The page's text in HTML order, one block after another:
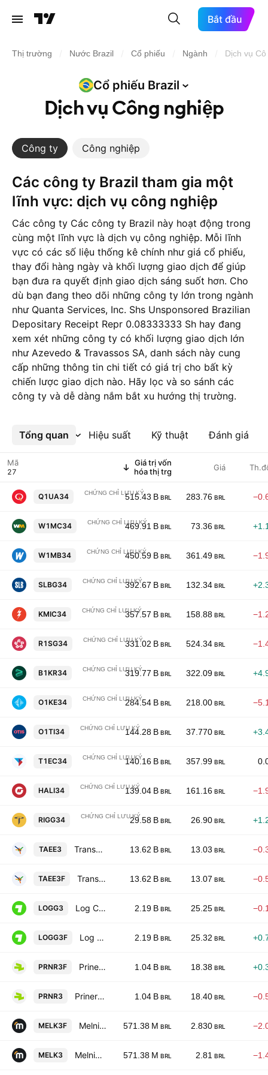
Bắt đầu
Thị trường Nước Brazil Cổ phiếu Ngành Dịch vụ
Cổ phiếu Brazil
Dịch vụ Công nghiệp
Công ty Công nghiệp
Các công ty Brazil tham gia một
lĩnh vực: dịch vụ công nghiệp
Các công ty Các công ty Brazil này hoạt động trong
cùng một lĩnh vực là dịch vụ công nghiệp. Mỗi lĩnh
vực có các số liệu thống kê chính như giá cổ phiếu,
thay đổi hàng ngày và khối lượng giao dịch để giúp
bạn đưa ra quyết định giao dịch sáng suốt hơn. Cho
dù bạn đang theo dõi những công ty lớn trong ngành
như Quanta Services, Inc. Shs Unsponsored Brazilian
Depositary Receipt Repr 0.08333333 Sh hay đang
xem xét những công ty có khối lượng giao dịch lớn
như Azevedo & Travassos SA, danh sách này cung
cấp những thông tin chi tiết có giá trị cho bất kỳ
chiến lược giao dịch nào. Hãy lọc và so sánh các
công ty và dễ dàng nắm bắt xu hướng thị trường.
Tổng quan Hiệu suất Kỹ thuật Đánh giá
Xem thêm
Mã
Giá trị vốn
hóa thị trg
Giá
Q1UA34 Quanta Services, Inc. Shs Unsponsored
CHỨNG CHỈ LƯU KÝ
515.43 B BRL 283.76 BRL
W1MC34 Waste Management Inc Shs Unsponsored
CHỨNG CHỈ LƯU KÝ
469.91 B BRL 73.36 BRL
W1MB34 Williams Companies, Inc. Shs Unsponsored
CHỨNG CHỈ LƯU KÝ
450.59 B BRL 361.49 BRL
SLBG34 SLB Limited Shs Unsponsored Brazilian
CHỨNG CHỈ LƯU KÝ392.67 B BRL 132.34 BRL
KMIC34 Kinder Morgan Inc Shs Unsponsored Brazilian
CHỨNG CHỈ LƯU KÝ357.57 B BRL 158.88 BRL
R1SG34 Republic Services, Inc. Shs Unsponsored
CHỨNG CHỈ LƯU KÝ331.02 B BRL 524.34 BRL
B1KR34 Baker Hughes Company Class A Unsponsored
CHỨNG CHỈ LƯU KÝ319.77 B BRL 322.09 BRL
O1KE34 ONEOK, Inc. Shs Unsponsored Brazilian
CHỨNG CHỈ LƯU KÝ284.54 B BRL 218.00 BRL
O1TI34 Otis Worldwide Corporation Shs Unsponsored
CHỨNG CHỈ LƯU KÝ144.28 B BRL 37.770 BRL
T1EC34 TechnipFMC PLC Shs Unsponsored Brazilian
CHỨNG CHỈ LƯU KÝ140.16 B BRL 357.99 BRL
HALI34 Halliburton Company Shs
CHỨNG CHỈ LƯU KÝ139.04 B BRL 161.16 BRL
RIGG34 Transocean Ltd. Shs Unsponsored Brazilian
CHỨNG CHỈ LƯU KÝ29.58 B BRL 26.90 BRL
TAEE3 Transmissora Alianca De Energia Eletrica S.A. 13.62 B BRL 13.03 BRL
TAEE3F Transmissora Alianca De Energia Eletrica S.A. 13.62 B BRL 13.07 BRL
LOGG3 Log Commercial Properties e Participacoes SA 2.19 B BRL 25.25 BRL
LOGG3F Log Commercial Properties e Participacoes SA 2.19 B BRL 25.32 BRL
PRNR3F Priner Servicos Industriais SA 1.04 B BRL 18.38 BRL
PRNR3 Priner Servicos Industriais SA 1.04 B BRL 18.40 BRL
MELK3F Melnick Desenvolvimento Imobiliario SA 571.38 M BRL 2.830 BRL
MELK3 Melnick Desenvolvimento Imobiliario SA 571.38 M BRL 2.81 BRL